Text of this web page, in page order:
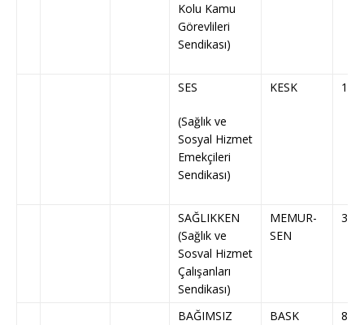
Kolu Kamu
Görevlileri
Sendikası)
SES
(Sağlık ve
Sosyal Hizmet
Emekçileri
Sendikası)
KESK 16
SAĞLIKKEN
(Sağlık ve
Sosval Hizmet
Çalışanları
Sendikası)
MEMUR-
SEN
30
BAĞIMSIZ
BASK 87